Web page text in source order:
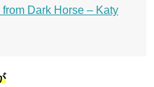
Dark Horse – Katy